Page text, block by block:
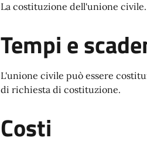
La costituzione dell'unione civile.
Tempi e
L'unione civile può essere
di richiesta di costituzione.
Costi